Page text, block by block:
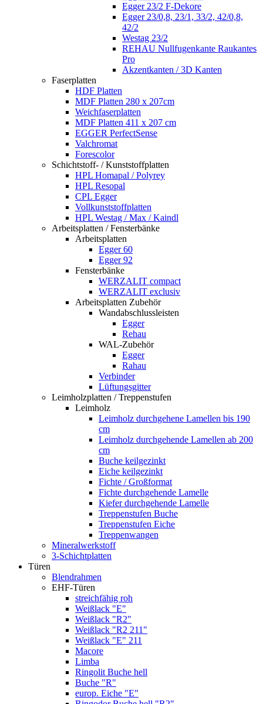
Egger 23/2 F-Dekore
Egger 23/0,8, 23/1, 33/2, 42/0,8,
42/2
Westag 23/2
REHAU Nullfugenkante Raukantes
Pro
Akzentkanten / 3D Kanten
Faserplatten
HDF Platten
MDF Platten 280 x 207cm
Weichfaserplatten
MDF Platten 411 x 207 cm
EGGER PerfectSense
Valchromat
Forescolor
Schichtstoff- / Kunststoffplatten
HPL Homapal / Polyrey
HPL Resopal
CPL Egger
Vollkunststoffplatten
HPL Westag / Max / Kaindl
Arbeitsplatten / Fensterbänke
Arbeitsplatten
Egger 60
Egger 92
Fensterbänke
WERZALIT compact
WERZALIT exclusiv
Arbeitsplatten Zubehör
Wandabschlussleisten
Egger
Rehau
WAL-Zubehör
Egger
Rahau
Verbinder
Lüftungsgitter
Leimholzplatten / Treppenstufen
Leimholz
Leimholz durchgehene Lamellen bis 190
cm
Leimholz durchgehende Lamellen ab 200
cm
Buche keilgezinkt
Eiche keilgezinkt
Fichte / Großformat
Fichte durchgehende Lamelle
Kiefer durchgehende Lamelle
Treppenstufen Buche
Treppenstufen Eiche
Treppenwangen
Mineralwerkstoff
3-Schichtplatten
Türen
Blendrahmen
EHF-Türen
streichfähig roh
Weißlack "E"
Weißlack "R2"
Weißlack "R2 211"
Weißlack "E" 211
Macore
Limba
Ringolit Buche hell
Buche "R"
europ. Eiche "E"